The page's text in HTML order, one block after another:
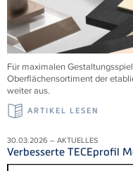
Für maximalen
Oberflächensortiment der
weiter aus.
ARTIKEL LESEN
30.03.2026 – AKTUELLES
Verbesserte TECEprofil